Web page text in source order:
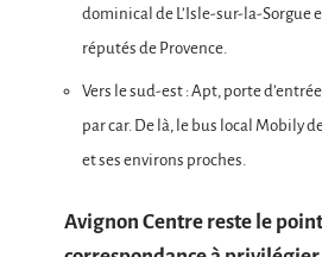
dominical de L’Isle-sur-la-Sorgue
réputés de Provence.
Vers le sud-est : Apt, porte
par car. De là, le bus local Mobily
et ses environs proches.
Avignon Centre reste le